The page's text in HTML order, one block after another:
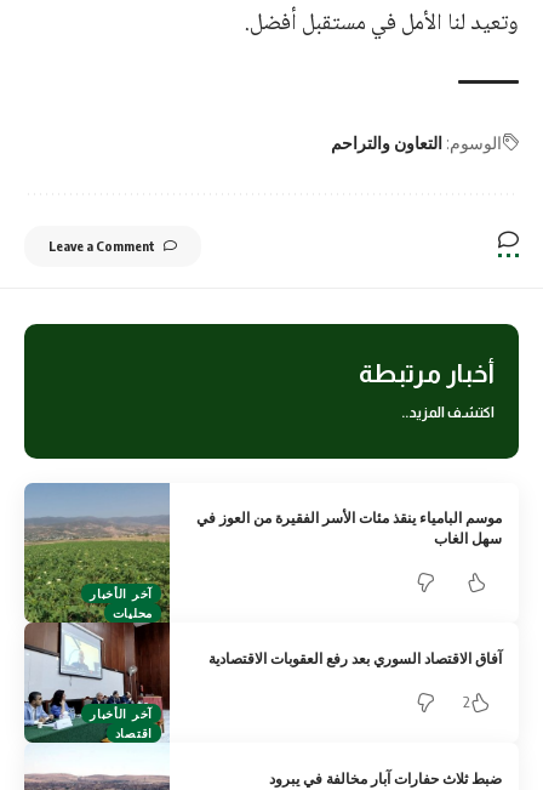
وتعيد لنا الأمل في مستقبل أفضل.
الوسوم: التعاون والتراحم
Leave a Comment
أخبار مرتبطة
اكتشف المزيد..
آخر الأخبار
محليات
موسم البامياء ينقذ مئات الأسر الفقيرة من العوز في
سهل الغاب
آخر الأخبار
اقتصاد
آفاق الاقتصاد السوري بعد رفع العقوبات الاقتصادية
2
ضبط ثلاث حفارات آبار مخالفة في يبرود